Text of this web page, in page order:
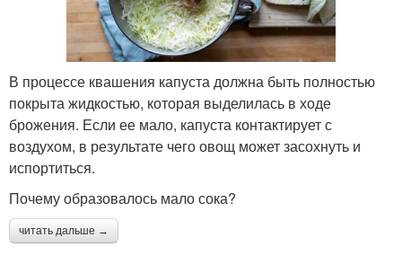
В процессе квашения капуста должна быть полностью
покрыта жидкостью, которая выделилась в ходе
брожения. Если ее мало, капуста контактирует с
воздухом, в результате чего овощ может засохнуть и
испортиться.
Почему образовалось мало сока?
читать дальше →